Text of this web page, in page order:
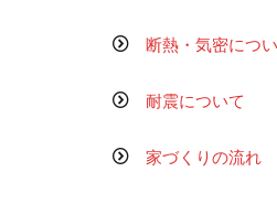
断熱・気密につ
耐震について
家づくりの流れ